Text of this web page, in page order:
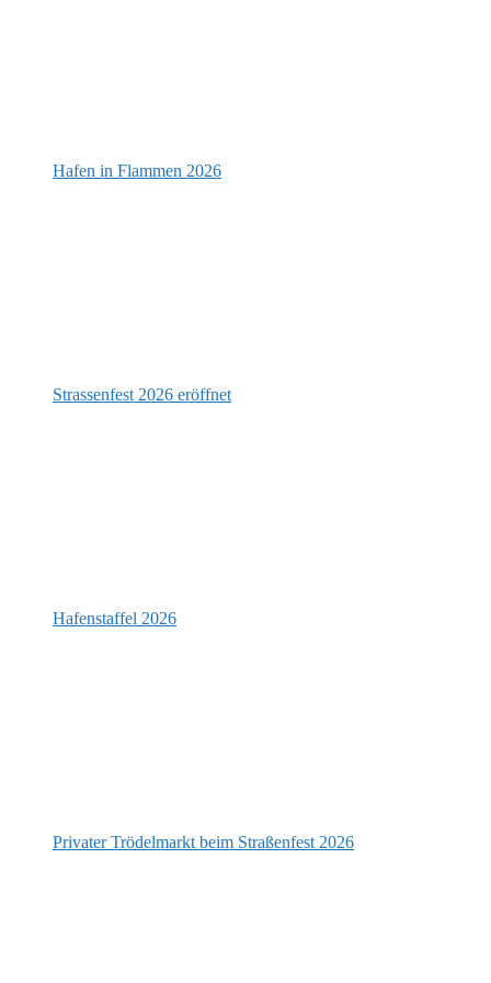
Hafen in Flammen 2026
Strassenfest 2026 eröffnet
Hafenstaffel 2026
Privater Trödelmarkt beim Straßenfest 2026